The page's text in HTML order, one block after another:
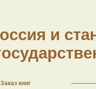
и
Заказ книг